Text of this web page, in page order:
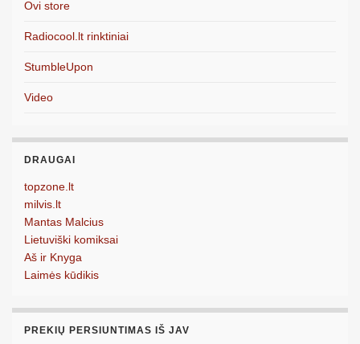
Ovi store
Radiocool.lt rinktiniai
StumbleUpon
Video
DRAUGAI
topzone.lt
milvis.lt
Mantas Malcius
Lietuviški komiksai
Aš ir Knyga
Laimės kūdikis
PREKIŲ PERSIUNTIMAS IŠ JAV